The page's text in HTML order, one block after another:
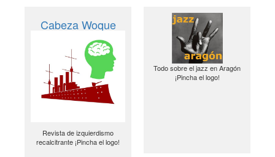
Cabeza Woque
Revista de izquierdismo
recalcitrante ¡Pincha el logo!
Todo sobre el jazz en Aragón
¡Pincha el logo!